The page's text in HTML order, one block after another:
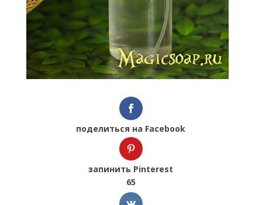
поделиться на Facebook
запинить Pinterest
65